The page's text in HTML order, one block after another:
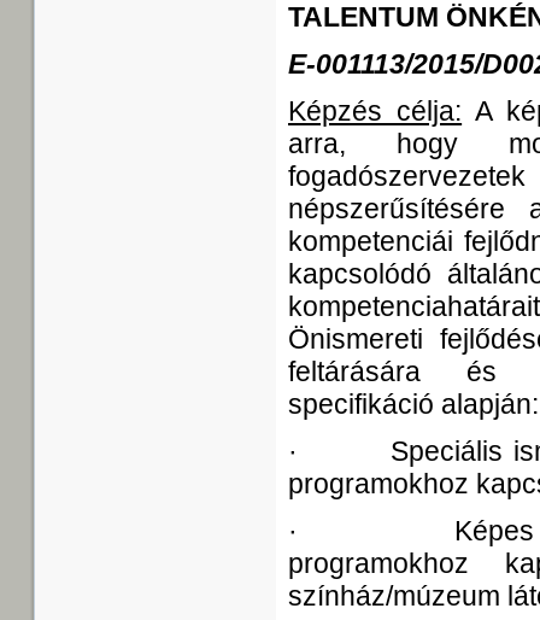
TALENTUM
E-001113/2015/
Képzés célja: A
arra, hogy
kompetenciái
kapcsolódó
Önismereti
feltárására és
specifikáció alapján:
· Speciális
programokhoz
· Képes lesz
programokhoz
színház/múzeum